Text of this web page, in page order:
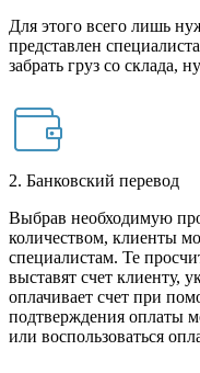
Для этого всего лишь
представлен
забрать груз со склада,
2. Банковский перевод
Выбрав необходимую
количеством, клиенты
специалистам. Те
выставят счет клиенту,
оплачивает счет при
подтверждения оплаты
или воспользоваться